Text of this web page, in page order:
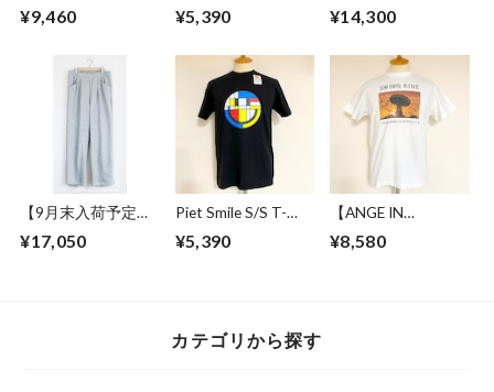
Pants Gray
¥9,460
shirts White
¥5,390
Black
¥14,300
【9月末入荷予定】
Sweat Wide Easy
Pants Gray
¥17,050
Piet Smile S/S T-
shirts Black
¥5,390
【ANGE IN
DISGUISE】 Print T-
shirts #SWING
¥8,580
カテゴリから探す